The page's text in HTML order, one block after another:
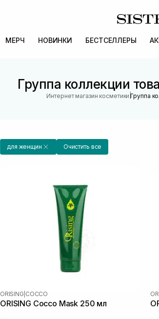
МЕРЧ НОВИНКИ БЕСТСЕЛЛЕРЫ
Группа коллекции
Интернет магазин косметики |Группа
для женщин Очистить все
ORISING COCCO
ORISING Cocco Mask 250 мл